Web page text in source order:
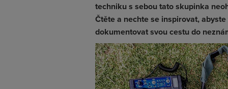
techniku s sebou tato skupinka
Čtěte a nechte se inspirovat,
dokumentovat svou cestu do